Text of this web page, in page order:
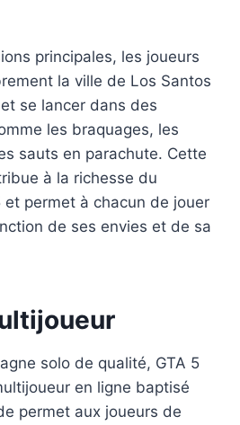
principales, les joueurs
la ville de Los Santos
se lancer dans des
les braquages, les
sauts en parachute. Cette
à la richesse du
et permet à chacun de jouer
de ses envies et de sa
solo de qualité, GTA 5
en ligne baptisé
permet aux joueurs de